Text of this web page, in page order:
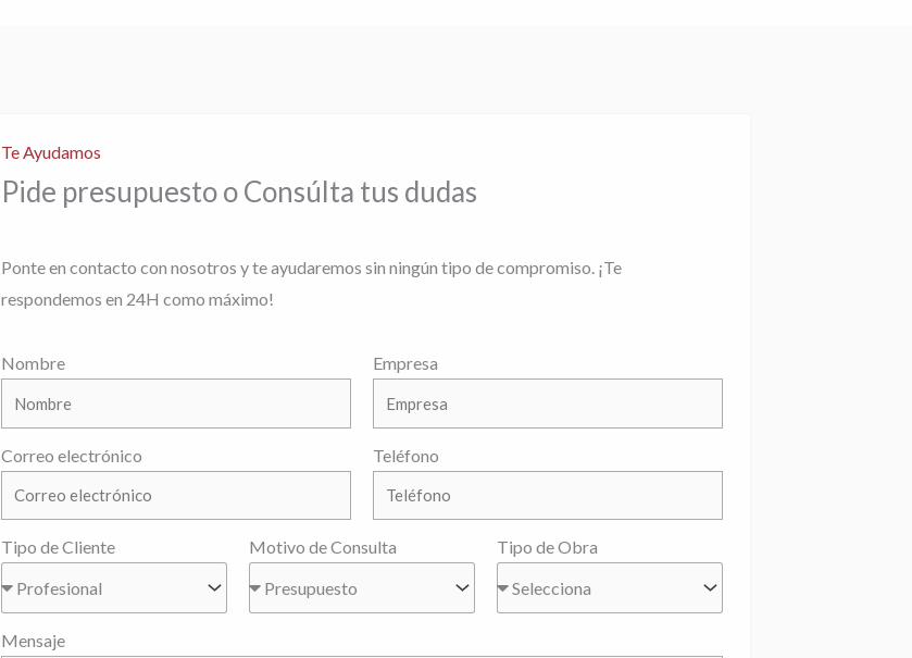
Te Ayudamos
Pide presupuesto o Consúlta tus dudas
Ponte en contacto con nosotros y te ayudaremos sin ningún tipo de compromiso. ¡Te
respondemos en 24H como máximo!
Nombre Empresa
Correo electrónico Teléfono
Tipo de Cliente Motivo de Consulta Tipo de Obra
Mensaje